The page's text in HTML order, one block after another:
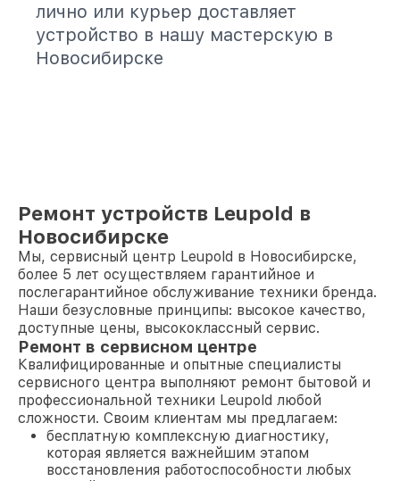
лично или курьер доставляет
устройство в нашу мастерскую в
Новосибирске
Ремонт устройств Leupold в
Новосибирске
Мы, сервисный центр Leupold в Новосибирске,
более 5 лет осуществляем гарантийное и
послегарантийное обслуживание техники бренда.
Наши безусловные принципы: высокое качество,
доступные цены, высококлассный сервис.
Ремонт в сервисном центре
Квалифицированные и опытные специалисты
сервисного центра выполняют ремонт бытовой и
профессиональной техники Leupold любой
сложности. Своим клиентам мы предлагаем:
бесплатную комплексную диагностику,
которая является важнейшим этапом
восстановления работоспособности любых